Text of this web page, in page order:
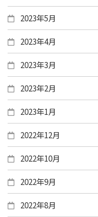
2023年5月
2023年4月
2023年3月
2023年2月
2023年1月
2022年12月
2022年10月
2022年9月
2022年8月